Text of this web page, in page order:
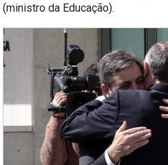
(ministro da Educação).